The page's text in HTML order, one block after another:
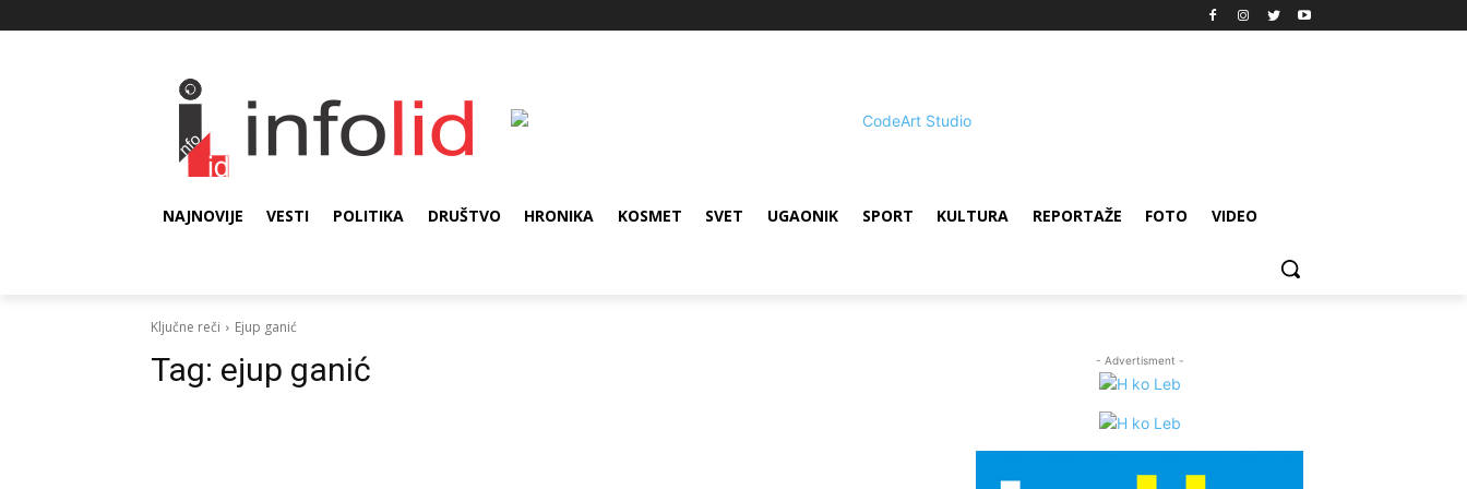
NAJNOVIJE VESTI POLITIKA DRUŠTVO HRONIKA KOSMET SVET UGAONIK SPORT KULTURA REPORTAŽE FOTO VIDEO
Ključne reči Ejup ganić
Tag: ejup ganić - Advertisment -